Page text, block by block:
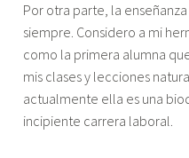
Por otra parte, la
siempre. Considero a mi
como la primera alumna
mis clases y lecciones
actualmente ella es una
incipiente carrera laboral.